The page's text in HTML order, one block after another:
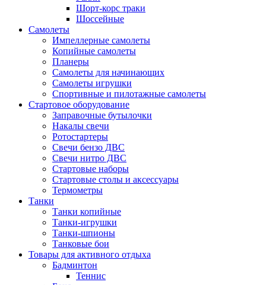
Шорт-корс траки
Шоссейные
Самолеты
Импеллерные самолеты
Копийные самолеты
Планеры
Самолеты для начинающих
Самолеты игрушки
Спортивные и пилотажные самолеты
Стартовое оборудование
Заправочные бутылочки
Накалы свечи
Ротостартеры
Свечи бензо ДВС
Свечи нитро ДВС
Стартовые наборы
Стартовые столы и аксессуары
Термометры
Танки
Танки копийные
Танки-игрушки
Танки-шпионы
Танковые бои
Товары для активного отдыха
Бадминтон
Теннис